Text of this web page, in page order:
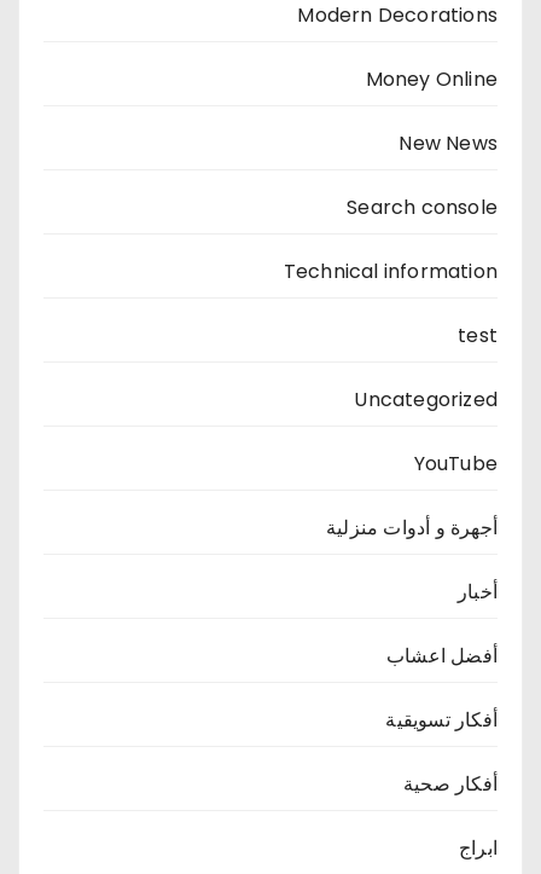
Modern Decorations
Money Online
New News
Search console
Technical information
test
Uncategorized
YouTube
أجهرة و أدوات منزلية
أخبار
أفضل اعشاب
أفكار تسويقية
أفكار صحية
ابراج